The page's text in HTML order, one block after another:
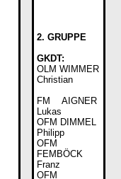
2. GRUPPE
GKDT:
OLM WIMMER
Christian
FM AIGNER
Lukas
OFM DIMMEL
Philipp
OFM
FEMBÖCK
Franz
OFM